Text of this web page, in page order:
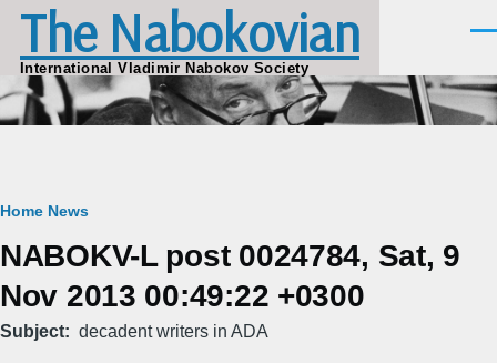
Skip to main content
The Nabokovian
International Vladimir Nabokov Society
Breadcrumb
Home News
NABOKV-L post 0024784, Sat, 9
Nov 2013 00:49:22 +0300
Subject decadent writers in ADA